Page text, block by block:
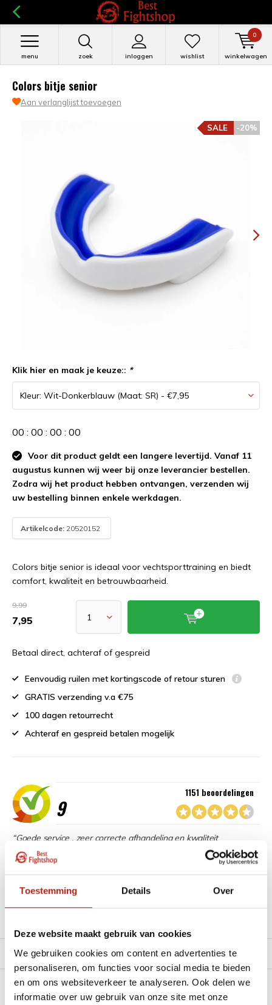
Toestemming Details Over
Deze website maakt gebruik van cookies
We gebruiken cookies om content en advertenties te
personaliseren, om functies voor social media te bieden
en om ons websiteverkeer te analyseren. Ook delen we
informatie over uw gebruik van onze site met onze
zoek inloggen
menu wishlist winkelwagen
0
Colors bitje senior
Aan verlanglijst toevoegen
-20%
SALE
Klik hier en maak je keuze:: *
00 : 00 : 00 : 00
Voor dit product geldt een langere levertijd. Vanaf 11
augustus kunnen wij weer bij onze leverancier bestellen.
Zodra wij het product hebben ontvangen, verzenden wij
uw bestelling binnen enkele werkdagen.
Artikelcode: 20520152
Colors bitje senior is ideaal voor vechtsporttraining en biedt
comfort, kwaliteit en betrouwbaarheid.
9,99
7,95
Betaal direct, achteraf of gespreid
Eenvoudig ruilen met kortingscode of retour sturen
GRATIS verzending v.a €75
100 dagen retourrecht
Achteraf en gespreid betalen mogelijk
9
1151 beoordelingen
“Goede service , zeer correcte afhandeling en kwaliteit
materiaal.”
Beschikbaar in de volgende varianten:
Product tags
Heb je een vraag over dit product?